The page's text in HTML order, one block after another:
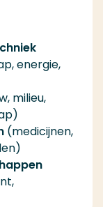
energie,
milieu,
(medicijnen,